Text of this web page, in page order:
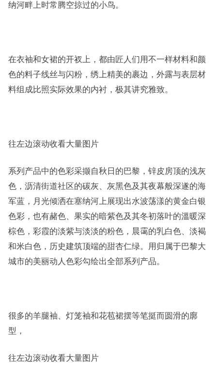
纳河畔上时常腾空掠过的小鸟。
在衣袖和女裙的开衩上，都由匠人们用不一样材料和颜
色的料子线丝与闪粉，绣上精美的裹边，外露与表层材
料组成比照实际效果的内衬，极其讲究雅致。
往左边滚动收看大量图片
系列产品中的色彩采撷自秋日的巴黎，锌皮房顶的浅灰
色，沥清街道社区的碳灰、灰黑色及其夜幕般深遂的海
军蓝，月光倾洒在塞纳河上展现出水波荡漾的黄金白银
色彩，也有赭色、果实的暗紫色及其冬初落叶的溫暖深
棕色，彩霞的淡紫与淡淡的粉色，晨霭的乳白色、淡褐
和米白色，历史建筑顶端的甜杏仁绿。用归属于巴黎大
城市的美丽动人色彩勾绘出全部系列产品。
很多的羊腿袖、灯笼袖和花苞裙摆等笔挺而圆滑的廓
型，
往左边滚动收看大量图片